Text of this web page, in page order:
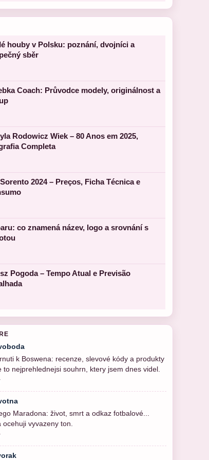
houby v Polsku: poznání, dvojníci a
sběr
Coach: Průvodce modely, originálnost a
Rodowicz Wiek – 80 Anos em 2025,
Completa
2024 – Preços, Ficha Técnica e
co znamená název, logo a srovnání s
Pogoda – Tempo Atual e Previsão
k Boswena: recenze, slevové kódy a produkty
to nejprehlednejsi souhrn, ktery jsem dnes videl.
Maradona: život, smrt a odkaz fotbalové...
ocehuji vyvazeny ton.